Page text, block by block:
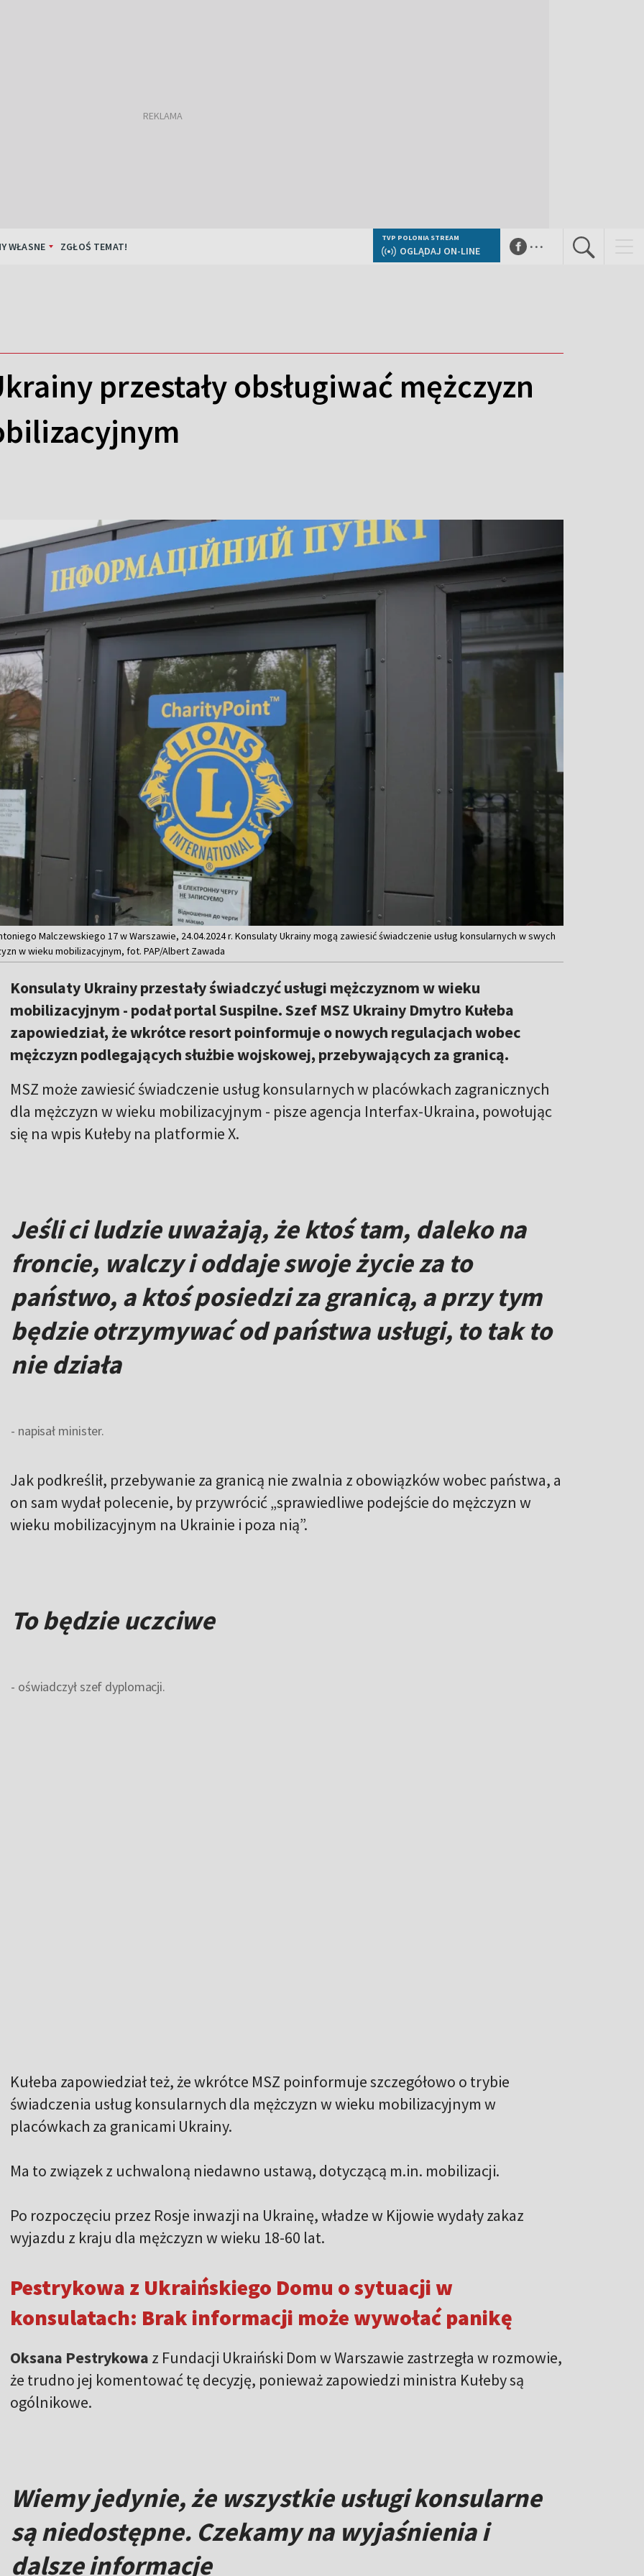
WŁASNE ZGŁOŚ TEMAT!
TVP POLONIA STREAM
OGLĄDAJ ON-LINE ...
przestały obsługiwać mężczyzn
Malczewskiego 17 w Warszawie, 24.04.2024 r. Konsulaty Ukrainy mogą zawiesić świadczenie usług konsularnych w swych
w wieku mobilizacyjnym, fot. PAP/Albert Zawada
Konsulaty Ukrainy przestały świadczyć usługi mężczyznom w wieku
mobilizacyjnym - podał portal Suspilne. Szef MSZ Ukrainy Dmytro Kułeba
zapowiedział, że wkrótce resort poinformuje o nowych regulacjach wobec
mężczyzn podlegających służbie wojskowej, przebywających za granicą.
MSZ może zawiesić świadczenie usług konsularnych w placówkach zagranicznych
dla mężczyzn w wieku mobilizacyjnym - pisze agencja Interfax-Ukraina, powołując
się na wpis Kułeby na platformie X.
Jeśli ci ludzie uważają, że ktoś tam, daleko na
froncie, walczy i oddaje swoje życie za to
państwo, a ktoś posiedzi za granicą, a przy tym
będzie otrzymywać od państwa usługi, to tak to
nie działa
- napisał minister.
Jak podkreślił, przebywanie za granicą nie zwalnia z obowiązków wobec państwa, a
on sam wydał polecenie, by przywrócić „sprawiedliwe podejście do mężczyzn w
wieku mobilizacyjnym na Ukrainie i poza nią”.
To będzie uczciwe
- oświadczył szef dyplomacji.
Kułeba zapowiedział też, że wkrótce MSZ poinformuje szczegółowo o trybie
świadczenia usług konsularnych dla mężczyzn w wieku mobilizacyjnym w
placówkach za granicami Ukrainy.
Ma to związek z uchwaloną niedawno ustawą, dotyczącą m.in. mobilizacji.
Po rozpoczęciu przez Rosje inwazji na Ukrainę, władze w Kijowie wydały zakaz
wyjazdu z kraju dla mężczyzn w wieku 18-60 lat.
Pestrykowa z Ukraińskiego Domu o sytuacji w
konsulatach: Brak informacji może wywołać panikę
Oksana Pestrykowa z Fundacji Ukraiński Dom w Warszawie zastrzegła w rozmowie,
że trudno jej komentować tę decyzję, ponieważ zapowiedzi ministra Kułeby są
ogólnikowe.
Wiemy jedynie, że wszystkie usługi konsularne
są niedostępne. Czekamy na wyjaśnienia i
dalsze informacje